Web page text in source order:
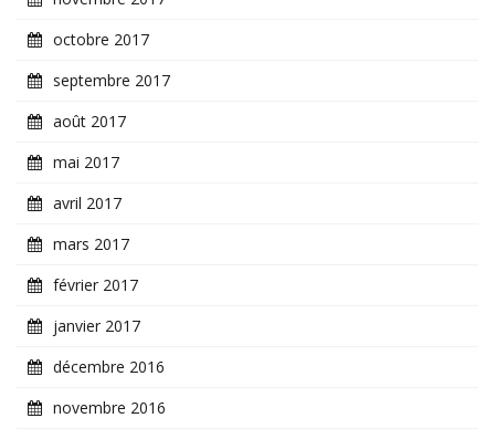
octobre 2017
septembre 2017
août 2017
mai 2017
avril 2017
mars 2017
février 2017
janvier 2017
décembre 2016
novembre 2016